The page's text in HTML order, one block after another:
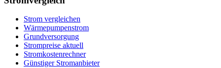
Strom vergleichen
Wärmepumpenstrom
Grundversorgung
Strompreise aktuell
Stromkostenrechner
Günstiger Stromanbieter